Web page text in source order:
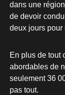
dans une
de devoir
deux jours pour
En plus de tout
abordables de
seulement 36
pas tout.